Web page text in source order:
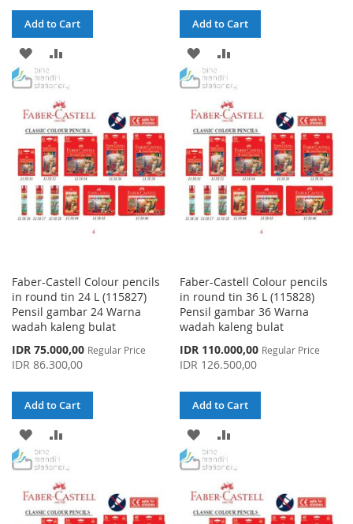
Add to Cart
ADD
TO
WISH
LIST
COMPARE
Add to Cart
ADD
TO
WISH
LIST
COMPARE
Faber-Castell Colour pencils
in round tin 24 L (115827)
Pensil gambar 24 Warna
wadah kaleng bulat
Special
Price
IDR 75.000,00 Regular Price
IDR 86.300,00
Add to Cart
ADD
TO
WISH
LIST
COMPARE
Faber-Castell Colour pencils
in round tin 36 L (115828)
Pensil gambar 36 Warna
wadah kaleng bulat
Special
Price
IDR 110.000,00 Regular Price
IDR 126.500,00
Add to Cart
ADD
TO
WISH
LIST
COMPARE